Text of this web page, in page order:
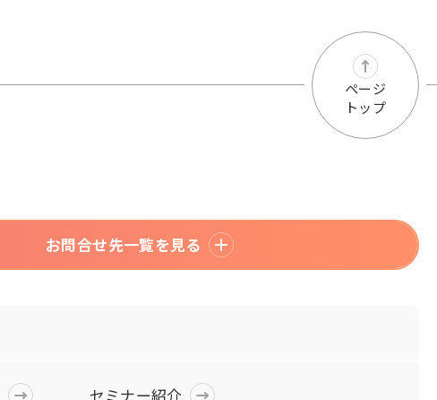
ページ
トップ
お問合せ先一覧を見る
セミナー紹介